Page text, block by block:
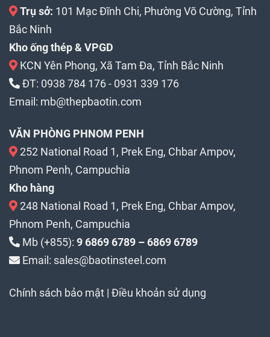
Trụ sở: 101 Mạc Đĩnh Chi, Phường Võ Cường, Tỉnh
Bắc Ninh
Kho ống thép & VPGD
KCN Yên Phong, Xã Tam Đa, Tỉnh Bắc Ninh
ĐT: 0938 784 176- 0931 339 176
Email: mb@thepbaotin.com
VĂN PHÒNG PHNOM PENH
252 National Road 1, Prek Eng, Chbar Ampov,
Phnom Penh, Campuchia
Kho hàng
248 National Road 1, Prek Eng, Chbar Ampov,
Phnom Penh, Campuchia
Mb (+855): 9 6869 6789 – 6869 6789
Email: sales@baotinsteel.com
Chính sách bảo mật | Điều khoản sử dụng